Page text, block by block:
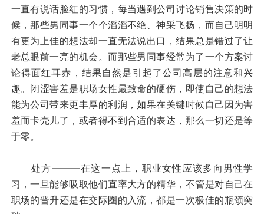
一直有说话脸红的习惯，每当遇到公司讨论销售决策的时
候，那些男同事一个个滔滔不绝、神采飞扬，而自己明明
有更为上佳的想法却一直无法说出口，结果总是错过了让
老总眼前一亮的机会。而那些男同事经常为了一个方案讨
论得面红耳赤，结果自然是引起了公司高层的注意和兴
趣。闭涩害羞是职场女性最致命的硬伤，即使自己的想法
能为公司带来更丰厚的利润，如果在关键时候自己因为害
羞而卡壳儿了，或者得不到合适的表达，那么一切还是等
于零。
处方———在这一点上，职业女性应该多向男性学
习，一旦能够吸取他们直率大方的精华，不管是对自己在
职场的晋升还是在交际圈的入流，都是一次极佳的瓶颈突